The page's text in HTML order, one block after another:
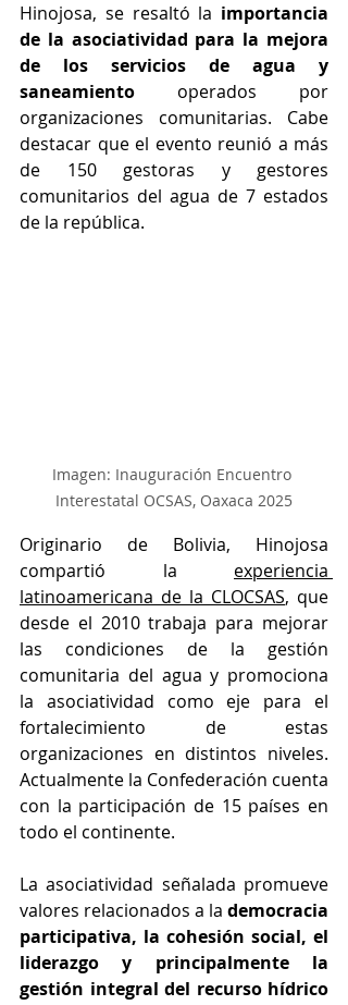
Hinojosa, se resaltó la importancia
de la asociatividad para la mejora
de los servicios de agua y
saneamiento operados por
organizaciones comunitarias. Cabe
destacar que el evento reunió a más
de 150 gestoras y gestores
comunitarios del agua de 7 estados
de la república.
Imagen: Inauguración Encuentro
Interestatal OCSAS, Oaxaca 2025
Originario de Bolivia, Hinojosa
compartió la experiencia
latinoamericana de la CLOCSAS, que
desde el 2010 trabaja para mejorar
las condiciones de la gestión
comunitaria del agua y promociona
la asociatividad como eje para el
fortalecimiento de estas
organizaciones en distintos niveles.
Actualmente la Confederación cuenta
con la participación de 15 países en
todo el continente.
La asociatividad señalada promueve
valores relacionados a la democracia
participativa, la cohesión social, el
liderazgo y principalmente la
gestión integral del recurso hídrico